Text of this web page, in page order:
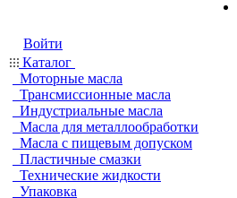
Войти
Каталог
Моторные масла
Трансмиссионные масла
Индустриальные масла
Масла для металлообработки
Масла с пищевым допуском
Пластичные смазки
Технические жидкости
Упаковка